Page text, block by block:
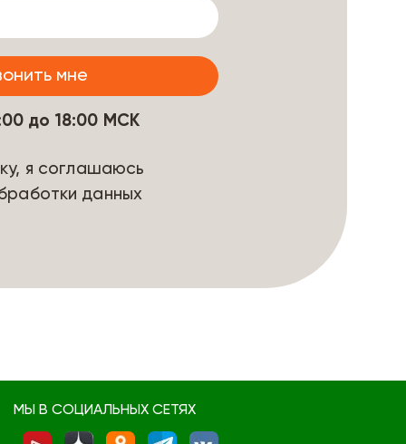
до 18:00 МСК
я соглашаюсь
данных
МЫ В СОЦИАЛЬНЫХ СЕТЯХ